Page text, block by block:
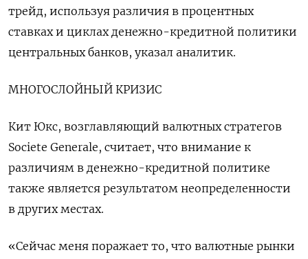
трейд, используя различия в процентных
ставках и циклах денежно-кредитной политики
центральных банков, указал аналитик.
МНОГОСЛОЙНЫЙ КРИЗИС
Кит Юкс, возглавляющий валютных стратегов
Societe Generale, считает, что внимание к
различиям в денежно-кредитной политике
также является результатом неопределенности
в других местах.
«Сейчас меня поражает то, что валютные рынки